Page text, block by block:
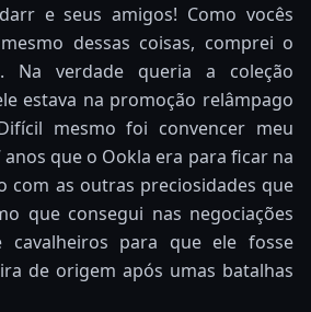
e seus amigos! Como vocês
dessas coisas, comprei o
Na verdade queria a coleção
estava na promoção relâmpago
mesmo foi convencer meu
que o Ookla era para ficar na
com as outras preciosidades que
que consegui nas negociações
para que ele fosse
de origem após umas batalhas